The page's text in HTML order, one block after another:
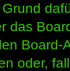
das
oder,